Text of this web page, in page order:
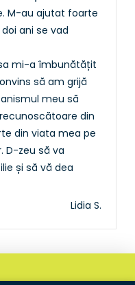
M-au ajutat foarte
ani se vad
mi-a îmbunătățit
să am grijă
meu să
din
din viata mea pe
D-zeu să va
și să vă dea
Lidia S.